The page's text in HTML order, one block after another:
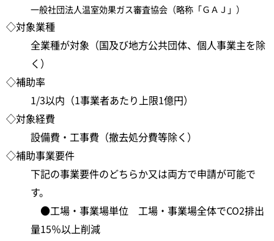
一般社団法人温室効果ガス審査協会（略称「ＧＡＪ」）
◇対象業種
全業種が対象（国及び地方公共団体、個人事業主を除
く）
◇補助率
1/3以内（1事業者あたり上限1億円）
◇対象経費
設備費・工事費（撤去処分費等除く）
◇補助事業要件
下記の事業要件のどちらか又は両方で申請が可能で
す。
●工場・事業場単位 工場・事業場全体でCO2排出
量15％以上削減